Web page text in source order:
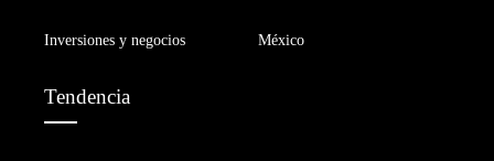
Inversiones y negocios México
Tendencia